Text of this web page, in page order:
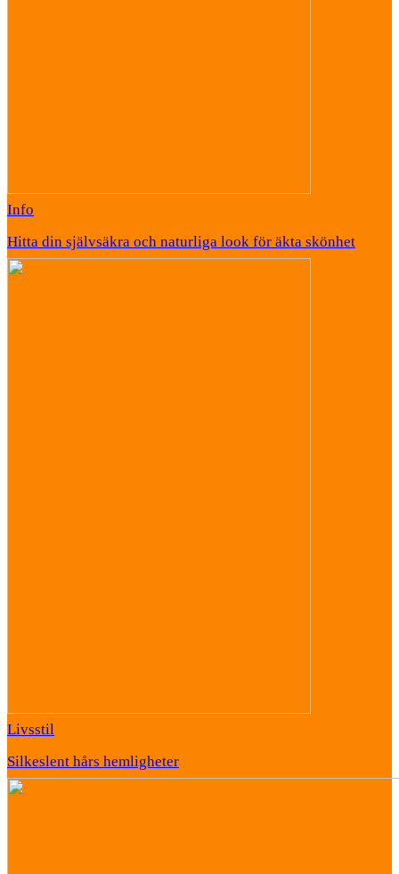
Info
Hitta din självsäkra och naturliga look för äkta skönhet
Livsstil
Silkeslent hårs hemligheter